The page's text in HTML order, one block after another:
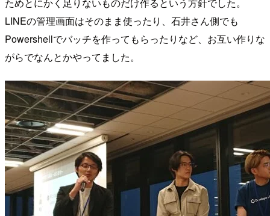
LINEの管理画面はそのまま使ったり、石井さん側でも
Powershellでバッチを作ってもらったりなど、お互い作りな
がらでなんとかやってました。